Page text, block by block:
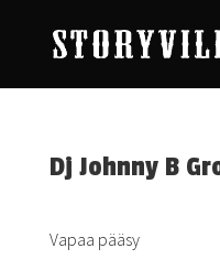
Dj Johnny B
Vapaa pääsy